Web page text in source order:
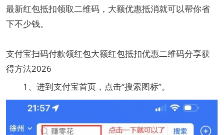
最新红包抵扣领取二维码，大额优惠抵消就可以帮你省
下不少钱。
支付宝扫码付款领红包大额红包抵扣优惠二维码分享获
得方法2026
1、进到支付宝首页，点击“搜索图标”。